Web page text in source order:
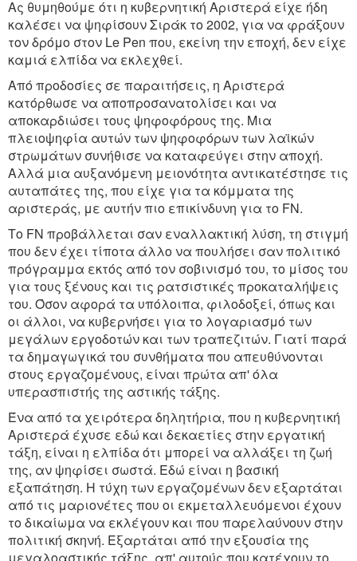
Ας θυμηθούμε ότι η κυβερνητική Αριστερά είχε ήδη
καλέσει να ψηφίσουν Σιράκ το 2002, για να φράξουν
τον δρόμο στον Le Pen που, εκείνη την εποχή, δεν είχε
καμιά ελπίδα να εκλεχθεί.
Από προδοσίες σε παραιτήσεις, η Αριστερά
κατόρθωσε να αποπροσανατολίσει και να
αποκαρδιώσει τους ψηφοφόρους της. Μια
πλειοψηφία αυτών των ψηφοφόρων των λαϊκών
στρωμάτων συνήθισε να καταφεύγει στην αποχή.
Αλλά μια αυξανόμενη μειονότητα αντικατέστησε τις
αυταπάτες της, που είχε για τα κόμματα της
αριστεράς, με αυτήν πιο επικίνδυνη για το FN.
Το FN προβάλλεται σαν εναλλακτική λύση, τη στιγμή
που δεν έχει τίποτα άλλο να πουλήσει σαν πολιτικό
πρόγραμμα εκτός από τον σοβινισμό του, το μίσος του
για τους ξένους και τις ρατσιστικές προκαταλήψεις
του. Όσον αφορά τα υπόλοιπα, φιλοδοξεί, όπως και
οι άλλοι, να κυβερνήσει για το λογαριασμό των
μεγάλων εργοδοτών και των τραπεζιτών. Γιατί παρά
τα δημαγωγικά του συνθήματα που απευθύνονται
στους εργαζομένους, είναι πρώτα απ' όλα
υπερασπιστής της αστικής τάξης.
Ένα από τα χειρότερα δηλητήρια, που η κυβερνητική
Αριστερά έχυσε εδώ και δεκαετίες στην εργατική
τάξη, είναι η ελπίδα ότι μπορεί να αλλάξει τη ζωή
της, αν ψηφίσει σωστά. Εδώ είναι η βασική
εξαπάτηση. Η τύχη των εργαζομένων δεν εξαρτάται
από τις μαριονέτες που οι εκμεταλλευόμενοι έχουν
το δικαίωμα να εκλέγουν και που παρελαύνουν στην
πολιτική σκηνή. Εξαρτάται από την εξουσία της